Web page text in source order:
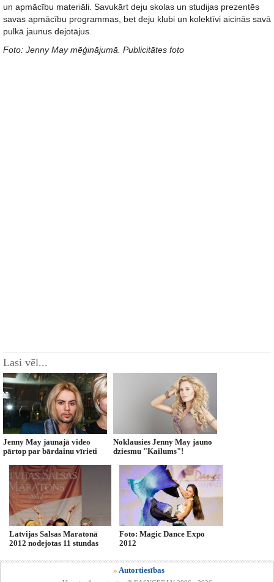
un apmācību materiāli. Savukārt deju skolas un studijas prezentēs
savas apmācību programmas, bet deju klubi un kolektīvi aicinās savā
pulkā jaunus dejotājus.
Foto: Jenny May mēģinājumā. Publicitātes foto
Lasi vēl...
Jenny May jaunajā video
pārtop par bārdainu vīrieti
Noklausies Jenny May jauno
dziesmu "Kailums"!
Latvijas Salsas Maratonā
2012 nodejotas 11 stundas
Foto: Magic Dance Expo
2012
» Autortiesības